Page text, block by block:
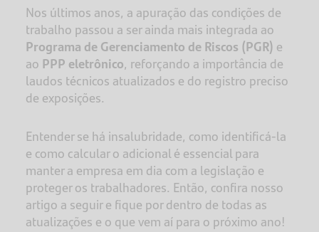
Nos últimos anos, a apuração das condições de
trabalho passou a ser ainda mais integrada ao
Programa de Gerenciamento de Riscos (PGR) e
ao PPP eletrônico, reforçando a importância de
laudos técnicos atualizados e do registro preciso
de exposições.
Entender se há insalubridade, como identificá-la
e como calcular o adicional é essencial para
manter a empresa em dia com a legislação e
proteger os trabalhadores. Então, confira nosso
artigo a seguir e fique por dentro de todas as
atualizações e o que vem aí para o próximo ano!